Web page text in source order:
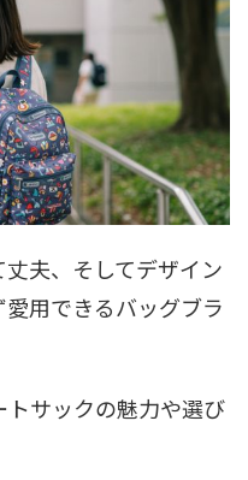
夫、そしてデザイン
用できるバッグブラ
サックの魅力や選び